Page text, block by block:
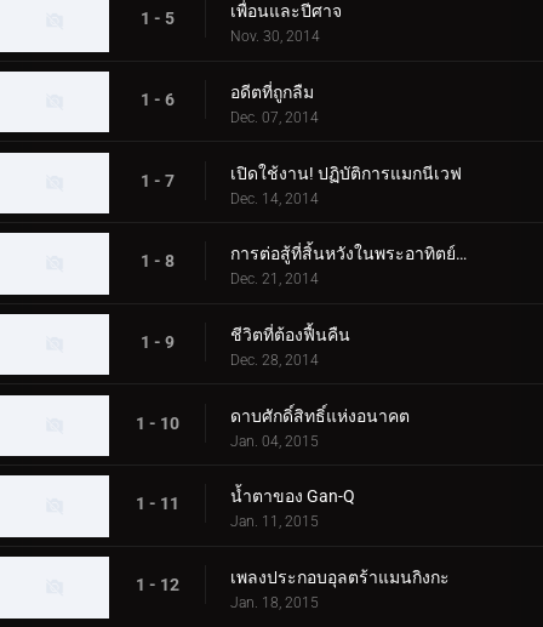
1 - 5 เพื่อนและปีศาจ
Nov. 30, 2014
1 - 6 อดีตที่ถูกลืม
Dec. 07, 2014
1 - 7 เปิดใช้งาน! ปฏิบัติการแมกนีเวฟ
Dec. 14, 2014
1 - 8 การต่อสู้ที่สิ้นหวังในพระอาทิตย์ขึ้น
Dec. 21, 2014
1 - 9 ชีวิตที่ต้องฟื้นคืน
Dec. 28, 2014
1 - 10 ดาบศักดิ์สิทธิ์แห่งอนาคต
Jan. 04, 2015
1 - 11 น้ำตาของ Gan-Q
Jan. 11, 2015
1 - 12 เพลงประกอบอุลตร้าแมนกิงกะ
Jan. 18, 2015